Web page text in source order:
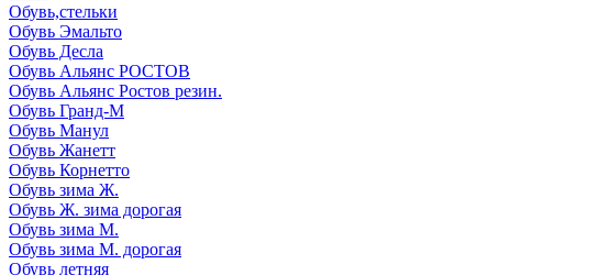
Обувь,стельки
Обувь Эмальто
Обувь Десла
Обувь Альянс РОСТОВ
Обувь Альянс Ростов резин.
Обувь Гранд-М
Обувь Манул
Обувь Жанетт
Обувь Корнетто
Обувь зима Ж.
Обувь Ж. зима дорогая
Обувь зима М.
Обувь зима М. дорогая
Обувь летняя